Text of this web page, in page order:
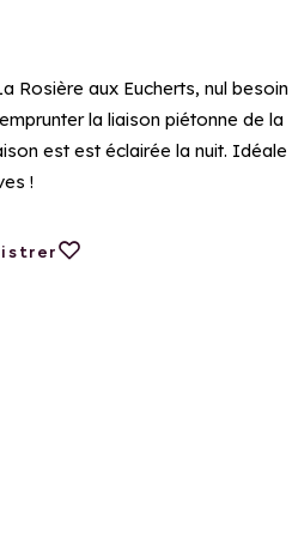
Rosière aux Eucherts, nul besoin
la liaison piétonne de la
est est éclairée la nuit. Idéale
!
favoris